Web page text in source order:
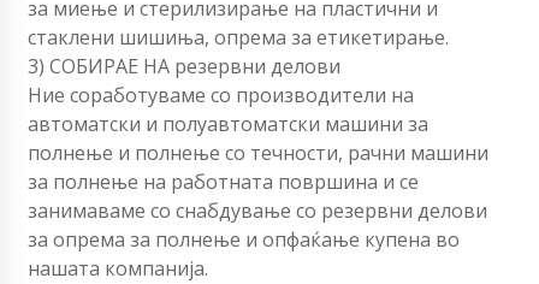
за миење и стерилизирање на пластични и
стаклени шишиња, опрема за етикетирање.
3) СОБИРАЕ НА резервни делови
Ние соработуваме со производители на
автоматски и полуавтоматски машини за
полнење и полнење со течности, рачни машини
за полнење на работната површина и се
занимаваме со снабдување со резервни делови
за опрема за полнење и опфаќање купена во
нашата компанија.